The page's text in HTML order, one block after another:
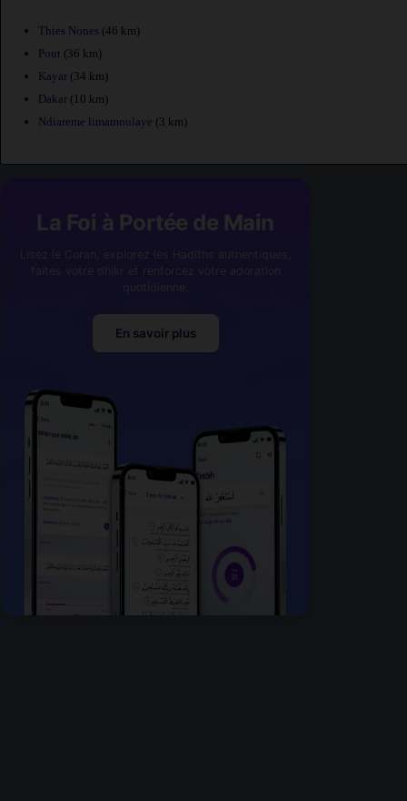
Thies Nones (46 km)
Pout (36 km)
Kayar (34 km)
Dakar (10 km)
Ndiareme limamoulaye (3 km)
La Foi à Portée de Main
En savoir plus